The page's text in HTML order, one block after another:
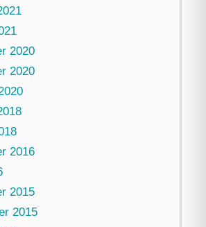
2020
2020
2016
2015
2015